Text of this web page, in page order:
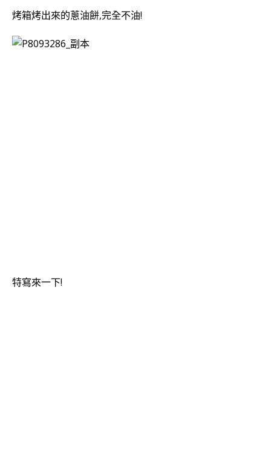
烤箱烤出來的蔥油餅,完全不油!
特寫來一下!